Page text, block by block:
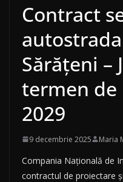
Contract
Sărățeni –
termen de
2029
9 decembrie 2025 Maria
Compania Națională de
contractul de proiectare